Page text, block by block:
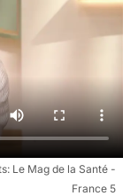
Le Mag de la Santé -
France 5